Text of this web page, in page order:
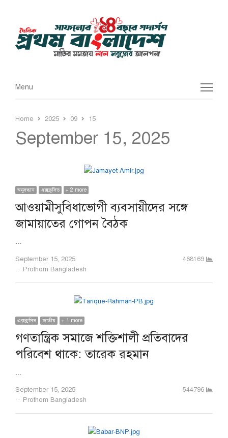
Menu
Menu
Home 2025 09 15
September 15, 2025
অনুসন্ধান এক্সক্লুসিভ + 2 more
আওয়ামীসুবিধাভোগী ব্যবসায়ীদের সঙ্গে
জামায়াতের গোপন বৈঠক
…
September 15, 2025
Author
Prothom Bangladesh
468169
এক্সক্লুসিভ জাতীয় + 1 more
গণতান্ত্রিক সমাজে শক্তিশালী প্রতিবাদের
পরিবেশ থাকে: তারেক রহমান
…
September 15, 2025
Author
Prothom Bangladesh
544796